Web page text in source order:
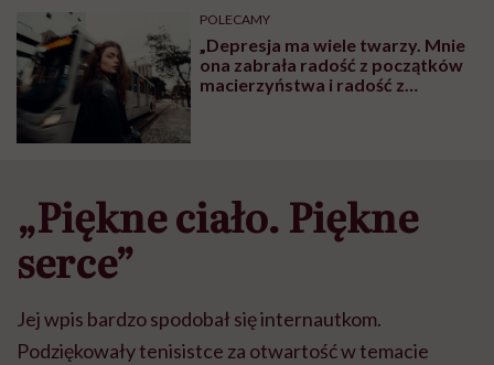
może chyba tylko
głupota i brak
wyobraźni"
pracy
POLECAMY
„Depresja ma wiele twarzy. Mnie
ona zabrała radość z początków
macierzyństwa i radość z
„Piękne ciało. Piękne
serce”
Jej wpis bardzo spodobał się internautkom.
Podziękowały tenisistce za otwartość w temacie